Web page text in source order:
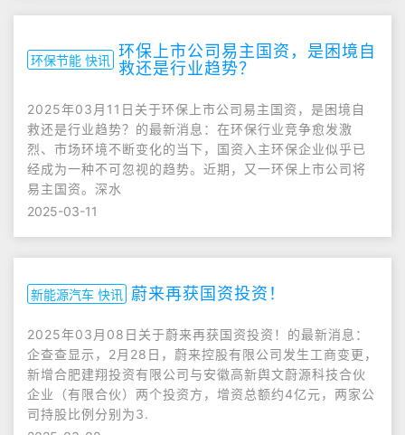
环保节能 快讯 环保上市公司易主国资，是困境自
救还是行业趋势？
2025年03月11日关于环保上市公司易主国资，是困境自
救还是行业趋势？的最新消息：在环保行业竞争愈发激
烈、市场环境不断变化的当下，国资入主环保企业似乎已
经成为一种不可忽视的趋势。近期，又一环保上市公司将
易主国资。深水
2025-03-11
新能源汽车 快讯 蔚来再获国资投资！
2025年03月08日关于蔚来再获国资投资！的最新消息：
企查查显示，2月28日，蔚来控股有限公司发生工商变更，
新增合肥建翔投资有限公司与安徽高新舆文蔚源科技合伙
企业（有限合伙）两个投资方，增资总额约4亿元，两家公
司持股比例分别为3.